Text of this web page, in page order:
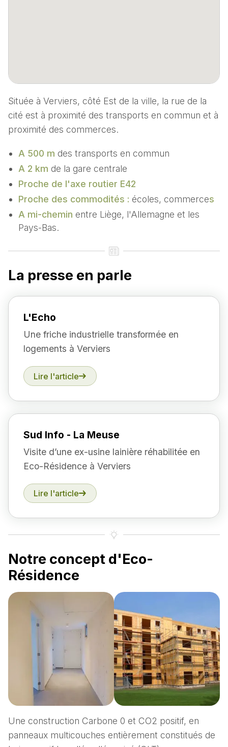
Située à Verviers, côté Est de la ville, la rue de la
cité est à proximité des transports en commun et à
proximité des commerces.
A 500 m des transports en commun
A 2 km de la gare centrale
Proche de l'axe routier E42
Proche des commodités : écoles, commerces
A mi-chemin entre Liège, l'Allemagne et les
Pays-Bas.
La presse en parle
L'Echo
Une friche industrielle transformée en
logements à Verviers
Lire l'article
Sud Info - La Meuse
Visite d’une ex-usine lainière réhabilitée en
Eco-Résidence à Verviers
Lire l'article
Notre concept d'Eco-
Résidence
Une construction Carbone 0 et CO2 positif, en
panneaux multicouches entièrement constitués de